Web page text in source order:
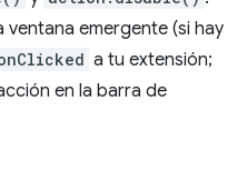
ventana emergente (si hay
a tu extensión;
en la barra de